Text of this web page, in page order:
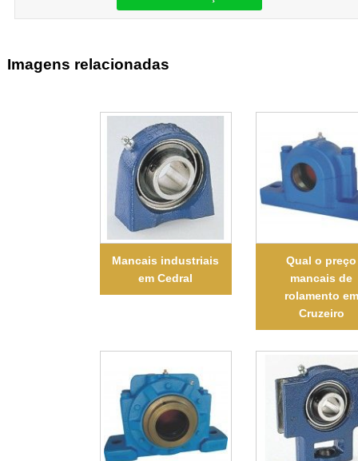
Imagens relacionadas
Mancais industriais
em Cedral
Qual o preço
mancais de
rolamento em
Cruzeiro